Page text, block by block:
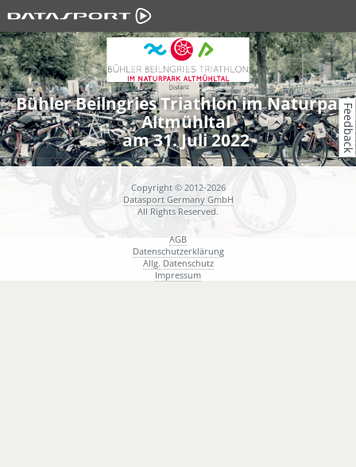
Bühler Beilngries Triathlon im Naturpark
Altmühltal
am 31. Juli 2022
Copyright © 2012-2026
Datasport Germany GmbH
All Rights Reserved.
AGB
Datenschutzerklärung
Allg. Datenschutz
Impressum
Feedback